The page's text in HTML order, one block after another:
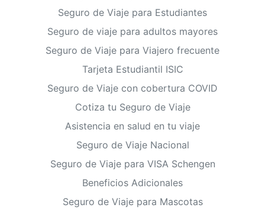
Seguro de Viaje para Estudiantes
Seguro de viaje para adultos mayores
Seguro de Viaje para Viajero frecuente
Tarjeta Estudiantil ISIC
Seguro de Viaje con cobertura COVID
Cotiza tu Seguro de Viaje
Asistencia en salud en tu viaje
Seguro de Viaje Nacional
Seguro de Viaje para VISA Schengen
Beneficios Adicionales
Seguro de Viaje para Mascotas